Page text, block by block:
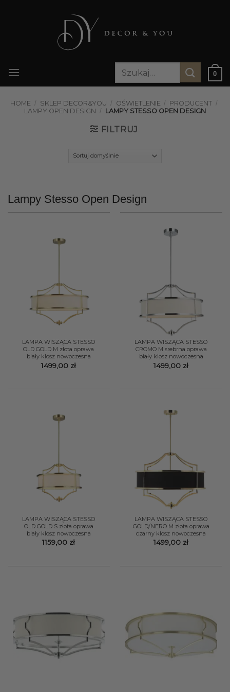
Szukaj:
0
HOME / SKLEP DECOR&YOU / OŚWIETLENIE / PRODUCENT /
LAMPY OPEN DESIGN / LAMPY STESSO OPEN DESIGN
FILTRUJ
Lampy Stesso Open Design
LAMPA WISZĄCA STESSO
OLD GOLD M złota oprawa
biały klosz nowoczesna
1499,00 zł
LAMPA WISZĄCA STESSO
CROMO M srebrna oprawa
biały klosz nowoczesna
1499,00 zł
LAMPA WISZĄCA STESSO
OLD GOLD S złota oprawa
biały klosz nowoczesna
1159,00 zł
LAMPA WISZĄCA STESSO
GOLD/NERO M złota oprawa
czarny klosz nowoczesna
1499,00 zł